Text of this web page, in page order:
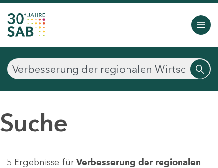
Suche
5 Ergebnisse für Verbesserung der regionalen